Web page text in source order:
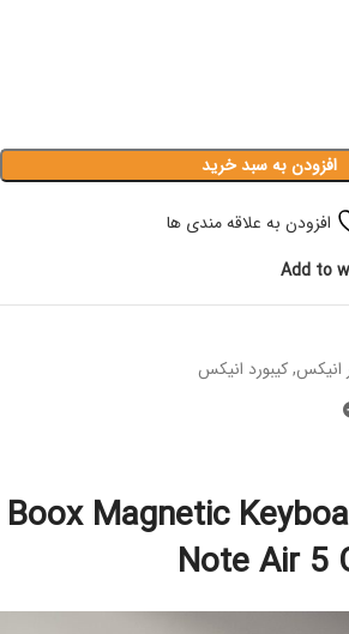
افزودن به سبد خرید
افزودن به علاقه مندی ها
Add to
انیکس,کیبورد انیکس
Boox Magnetic
Note Air 5